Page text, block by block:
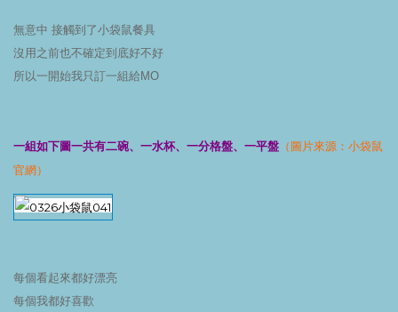
無意中 接觸到了小袋鼠餐具
沒用之前也不確定到底好不好
所以一開始我只訂一組給MO
一組如下圖一共有二碗、一水杯、一分格盤、一平盤 （圖片來源：小袋鼠
官網）
每個看起來都好漂亮
每個我都好喜歡